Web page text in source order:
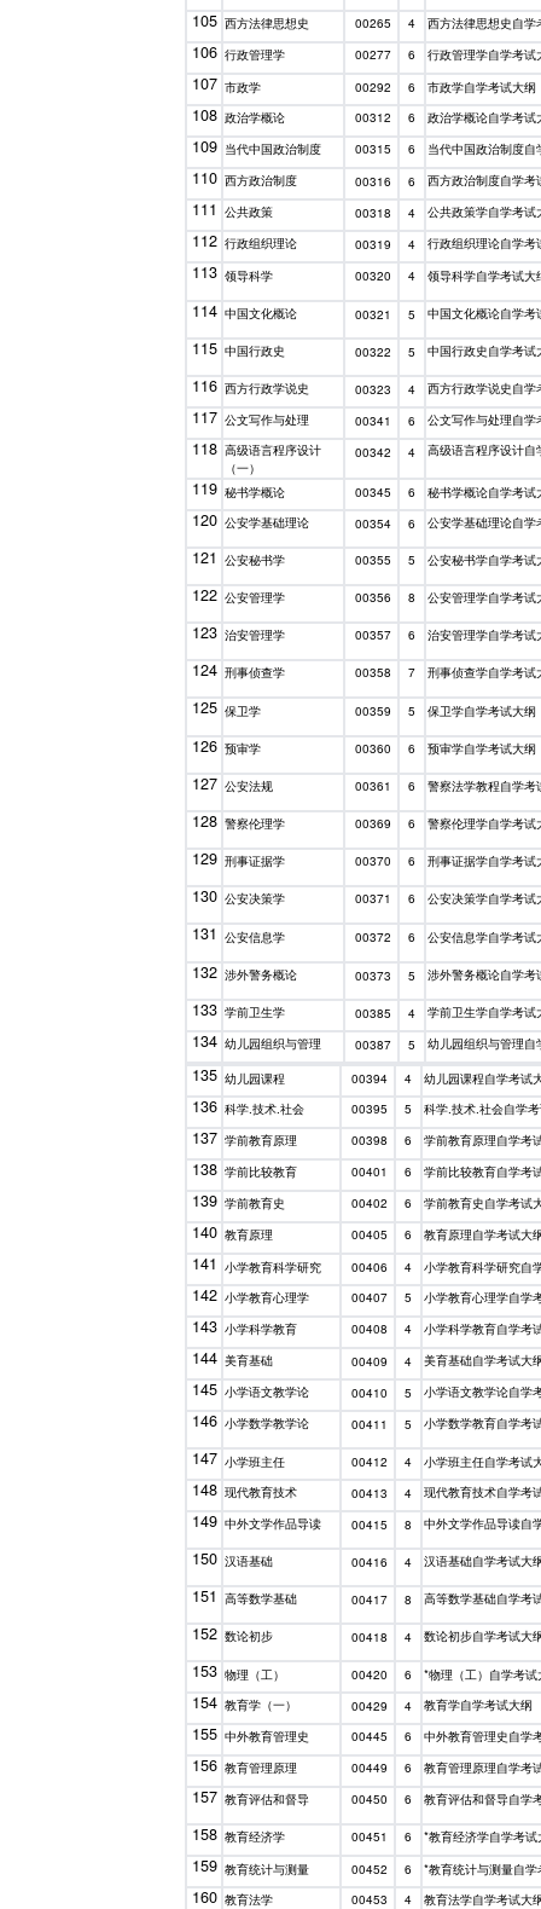
105 西方法律思想史 00265 4 西方法律思想史自学
106 行政管理学 00277 6 行政管理学自学考试
107 市政学 00292 6 市政学自学考试大纲
108 政治学概论 00312 6 政治学概论自学考试
109 当代中国政治制度 00315 6 当代中国政治制度自
110 西方政治制度 00316 6 西方政治制度自学考
111 公共政策 00318 4 公共政策学自学考试
112 行政组织理论 00319 4 行政组织理论自学考
113 领导科学 00320 4 领导科学自学考试大
114 中国文化概论 00321 5 中国文化概论自学考
115 中国行政史 00322 5 中国行政史自学考试
116 西方行政学说史 00323 4 西方行政学说史自学
117 公文写作与处理 00341 6 公文写作与处理自学
118 高级语言程序设计
（一）
00342 4 高级语言程序设计自
119 秘书学概论 00345 6 秘书学概论自学考试
120 公安学基础理论 00354 6 公安学基础理论自学
121 公安秘书学 00355 5 公安秘书学自学考试
122 公安管理学 00356 8 公安管理学自学考试
123 治安管理学 00357 6 治安管理学自学考试
124 刑事侦查学 00358 7 刑事侦查学自学考试
125 保卫学 00359 5 保卫学自学考试大纲
126 预审学 00360 6 预审学自学考试大纲
127 公安法规 00361 6 警察法学教程自学考
128 警察伦理学 00369 6 警察伦理学自学考试
129 刑事证据学 00370 6 刑事证据学自学考试
130 公安决策学 00371 6 公安决策学自学考试
131 公安信息学 00372 6 公安信息学自学考试
132 涉外警务概论 00373 5 涉外警务概论自学考
133 学前卫生学 00385 4 学前卫生学自学考试
134 幼儿园组织与管理 00387 5 幼儿园组织与管理自
135 幼儿园课程 00394 4 幼儿园课程自学考试
136 科学.技术.社会 00395 5 科学.技术.社会自学
137 学前教育原理 00398 6 学前教育原理自学考
138 学前比较教育 00401 6 学前比较教育自学考
139 学前教育史 00402 6 学前教育史自学考试
140 教育原理 00405 6 教育原理自学考试大
141 小学教育科学研究 00406 4 小学教育科学研究自
142 小学教育心理学 00407 5 小学教育心理学自学
143 小学科学教育 00408 4 小学科学教育自学考
144 美育基础 00409 4 美育基础自学考试大
145 小学语文教学论 00410 5 小学语文教学论自学
146 小学数学教学论 00411 5 小学数学教育自学考
147 小学班主任 00412 4 小学班主任自学考试
148 现代教育技术 00413 4 现代教育技术自学考
149 中外文学作品导读 00415 8 中外文学作品导读自
150 汉语基础 00416 4 汉语基础自学考试大
151 高等数学基础 00417 8 高等数学基础自学考
152 数论初步 00418 4 数论初步自学考试大
153 物理（工） 00420 6 *物理（工）自学考试
154 教育学（一） 00429 4 教育学自学考试大纲
155 中外教育管理史 00445 6 中外教育管理史自学
156 教育管理原理 00449 6 教育管理原理自学考
157 教育评估和督导 00450 6 教育评估和督导自学
158 教育经济学 00451 6 *教育经济学自学考试
159 教育统计与测量 00452 6 *教育统计与测量自
160 教育法学 00453 4 教育法学自学考试大